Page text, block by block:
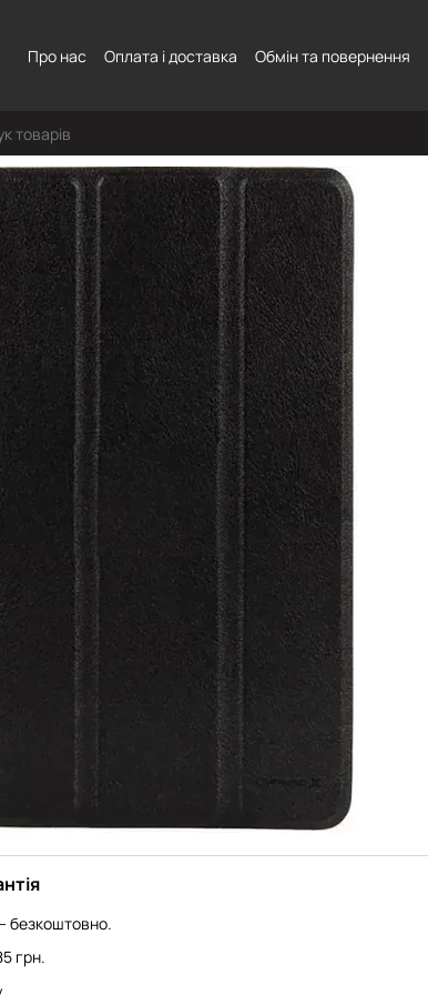
Про нас
Оплата і доставка Обмін та повернення
безкоштовно.
грн.